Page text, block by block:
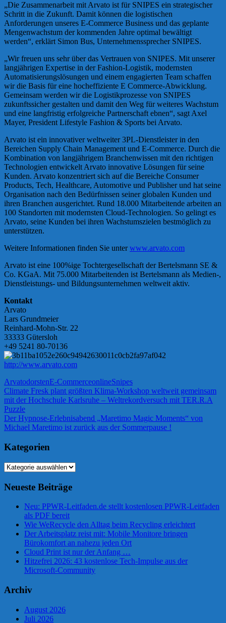
„Die Zusammenarbeit mit Arvato ist für SNIPES ein strategischer
Schritt in die Zukunft. Damit können die logistischen
Anforderungen unseres E-Commerce Business und das geplante
Mengenwachstum der kommenden Jahre optimal bewältigt
werden“, erklärt Simon Bus, Unternehmenssprecher SNIPES.
„Wir freuen uns sehr über das Vertrauen von SNIPES. Mit unserer
langjährigen Expertise in der Fashion-Logistik, modernsten
Automatisierungslösungen und einem engagierten Team schaffen
wir die Basis für eine hocheffiziente E Commerce-Abwicklung.
Gemeinsam werden wir die Logistikprozesse von SNIPES
zukunftssicher gestalten und damit den Weg für weiteres Wachstum
und eine langfristig erfolgreiche Partnerschaft ebnen“, sagt Axel
Mayer, President Lifestyle Fashion & Sports bei Arvato.
Arvato ist ein innovativer weltweiter 3PL-Dienstleister in den
Bereichen Supply Chain Management und E-Commerce. Durch die
Kombination von langjährigem Branchenwissen mit den richtigen
Technologien entwickelt Arvato innovative Lösungen für seine
Kunden. Arvato konzentriert sich auf die Bereiche Consumer
Products, Tech, Healthcare, Automotive und Publisher und hat seine
Organisation nach den Bedürfnissen seiner globalen Kunden und
ihren Branchen ausgerichtet. Rund 18.000 Mitarbeitende arbeiten an
100 Standorten mit modernsten Cloud-Technologien. So gelingt es
Arvato, seine Kunden bei ihren Wachstumszielen bestmöglich zu
unterstützen.
Weitere Informationen finden Sie unterwww.arvato.com
Arvato ist eine 100%ige Tochtergesellschaft der Bertelsmann SE &
Co. KGaA. Mit 75.000 Mitarbeitenden ist Bertelsmann als Medien-,
Dienstleistungs- und Bildungsunternehmen weltweit aktiv.
Kontakt
Arvato
Lars Grundmeier
Reinhard-Mohn-Str. 22
33333 Gütersloh
+49 5241 80-70136
http://www.arvato.com
ArvatodorstenE-CommerceonlineSnipes
Beitragsnavigation
Vorheriger
Beitrag:
Climate Fresk plant größten Klima-Workshop weltweit gemeinsam
mit der Hochschule Karlsruhe – Weltrekordversuch mit TER.R.A
Puzzle
Nächster
Beitrag:
Der Hypnose-Erlebnisabend „Maretimo Magic Moments“ von
Michael Maretimo ist zurück aus der Sommerpause !
Kategorien
Kategorien
Neueste Beiträge
Neu: PPWR-Leitfaden.de stellt kostenlosen PPWR-Leitfaden
als PDF bereit
Wie WeRecycle den Alltag beim Recycling erleichtert
Der Arbeitsplatz reist mit: Mobile Monitore bringen
Bürokomfort an nahezu jeden Ort
Cloud Print ist nur der Anfang …
Hitzefrei 2026: 43 kostenlose Tech-Impulse aus der
Microsoft-Community
Archiv
August 2026
Juli 2026